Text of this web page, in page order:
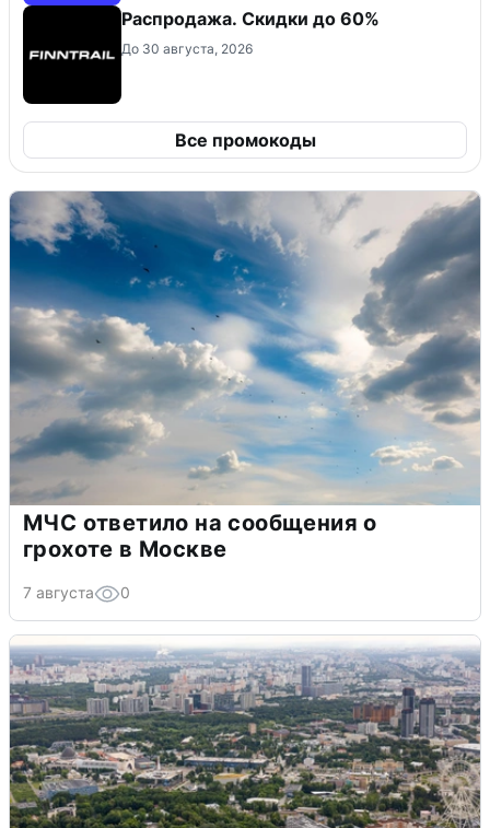
Распродажа. Скидки до 60%
До 30 августа, 2026
Все промокоды
МЧС ответило на сообщения о
грохоте в Москве
7 августа 0